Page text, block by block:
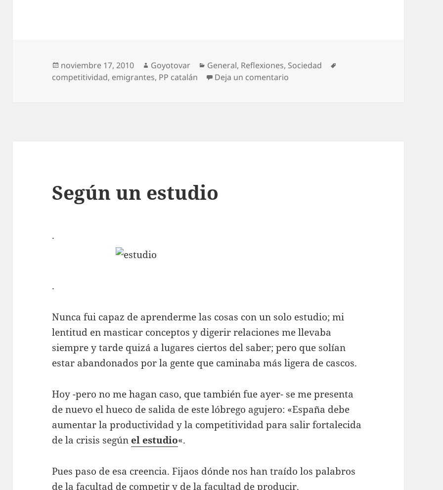
Publicado
el
noviembre 17, 2010 Autor
Goyotovar Categorías
General, Reflexiones, Sociedad
competitividad, emigrantes, PP catalán Deja un comentario
Según un estudio
.
.
Nunca fui capaz de aprenderme las cosas con un solo estudio; mi
lentitud en masticar conceptos y digerir relaciones me llevaba
siempre y tarde quizá a lugares ciertos del saber; pero que solían
estar abandonados por la gente que caminaba más ligera de cascos.
Hoy -pero no me hagan caso, que también fue ayer- se me presenta
de nuevo el hueco de salida de este lóbrego agujero: «España debe
aumentar la productividad y la competitividad para salir fortalecida
de la crisis según el estudio«.
Pues paso de esa creencia. Fijaos dónde nos han traído los palabros
de la facultad de competir y de la facultad de producir.